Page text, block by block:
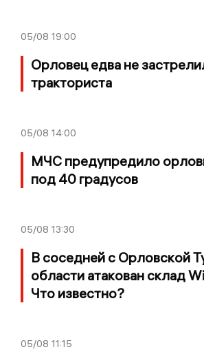
05/08 19:00
Орловец едва не
тракториста
05/08 14:00
МЧС предупредило
под 40 градусов
05/08 13:30
В соседней с Орловской
области атакован склад
Что известно?
05/08 11:15